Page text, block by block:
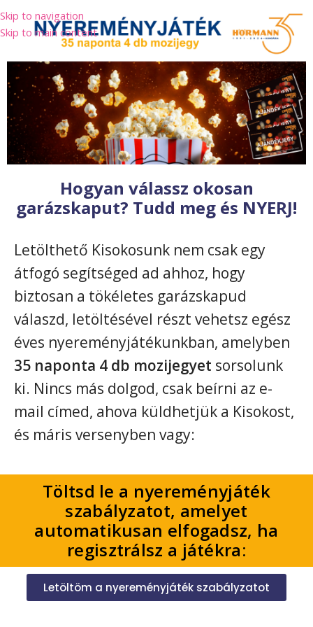
Skip to navigation
Skip to main content
Hogyan válassz okosan
garázskaput? Tudd meg és NYERJ!
Letölthető Kisokosunk nem csak egy
átfogó segítséged ad ahhoz, hogy
biztosan a tökéletes garázskapud
válaszd, letöltésével részt vehetsz egész
éves nyereményjátékunkban, amelyben
35 naponta 4 db mozijegyet sorsolunk
ki. Nincs más dolgod, csak beírni az e-
mail címed, ahova küldhetjük a Kisokost,
és máris versenyben vagy:
Töltsd le a nyereményjáték
szabályzatot, amelyet
automatikusan elfogadsz, ha
regisztrálsz a játékra:
Letöltöm a nyereményjáték szabályzatot